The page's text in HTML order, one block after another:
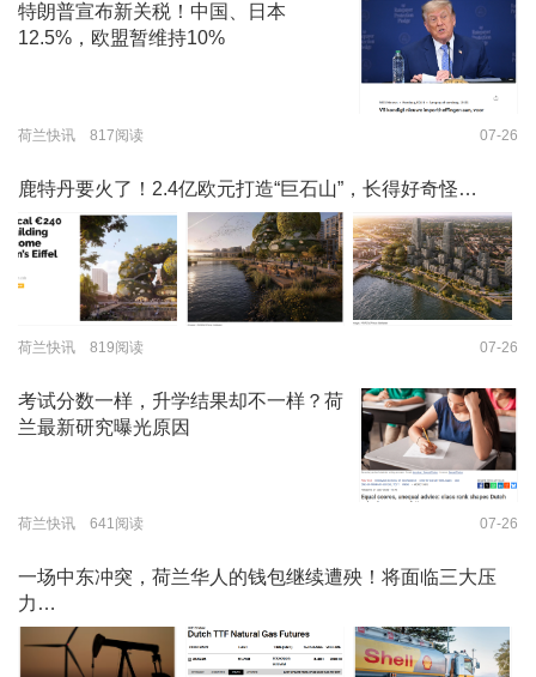
特朗普宣布新关税！中国、日本
12.5%，欧盟暂维持10%
荷兰快讯 817阅读 07-26
鹿特丹要火了！2.4亿欧元打造“巨石山”，长得好奇怪…
荷兰快讯 819阅读 07-26
考试分数一样，升学结果却不一样？荷
兰最新研究曝光原因
荷兰快讯 641阅读 07-26
一场中东冲突，荷兰华人的钱包继续遭殃！将面临三大压
力…